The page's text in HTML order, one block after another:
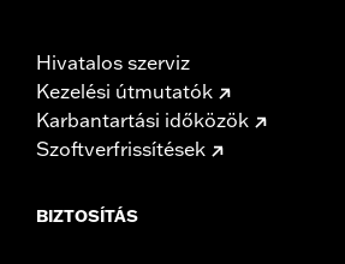
Hivatalos szerviz
Kezelési útmutatók
Karbantartási időközök
Szoftverfrissítések
BIZTOSÍTÁS